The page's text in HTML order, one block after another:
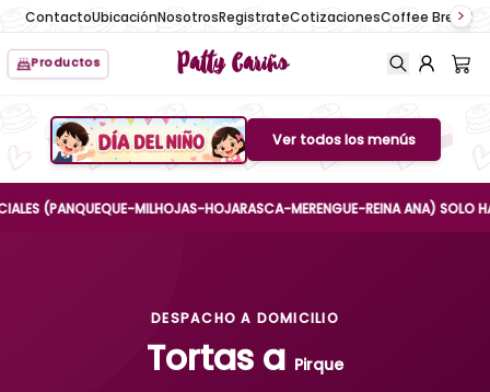
ContactoUbicaciónNosotrosRegistrateCotizacionesCoffee Break
Productos Patty Cariño
Boton de menu
Ver todos los menús
(PANQUEQUE-MILHOJAS-HOJARASCA-MERENGUE-REINA ANA) SOLO HASTA
DESPACHO A DOMICILIO
Tortas a Pirque